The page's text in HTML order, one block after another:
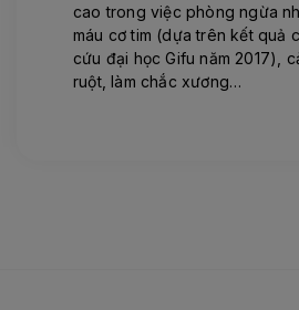
cao trong việc phòng ngừa
máu cơ tim (dựa trên kết quả
cứu đại học Gifu năm 2017),
ruột, làm chắc xương…